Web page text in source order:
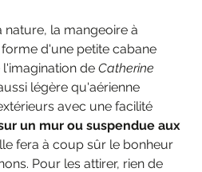
la mangeoire à
d'une petite cabane
l'imagination deCatherine
légère qu'aérienne
avec une facilité
un mur ou suspendue aux
fera à coup sûr le bonheur
Pour les attirer, rien de